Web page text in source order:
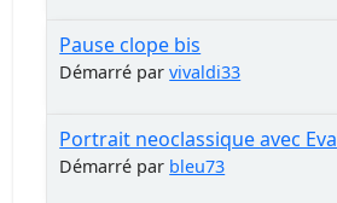
Pause clope bis
Démarré parvivaldi33
Portrait neoclassique avec Eva
Démarré par bleu73